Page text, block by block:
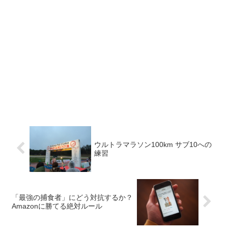
ウルトラマラソン100km サブ10への
練習
「最強の捕食者」にどう対抗するか？
Amazonに勝てる絶対ルール